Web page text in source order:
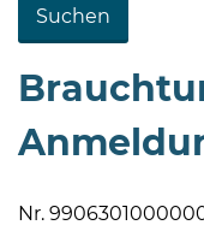
Uhr
Do
Nr.